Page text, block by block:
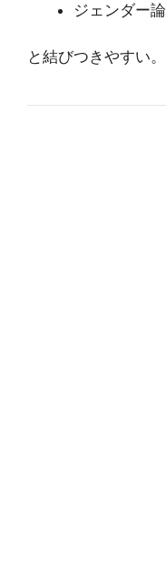
ジェンダー論
と結びつきやすい。